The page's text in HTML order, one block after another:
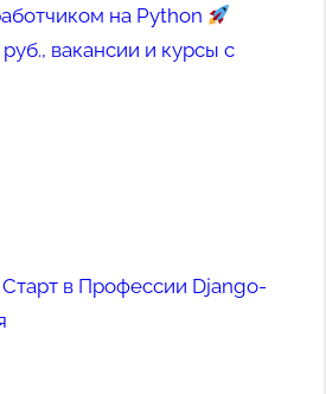
на Python
вакансии и курсы с
в Профессии Django-